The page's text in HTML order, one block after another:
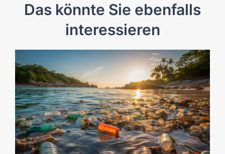
Das könnte Sie ebenfalls
interessieren